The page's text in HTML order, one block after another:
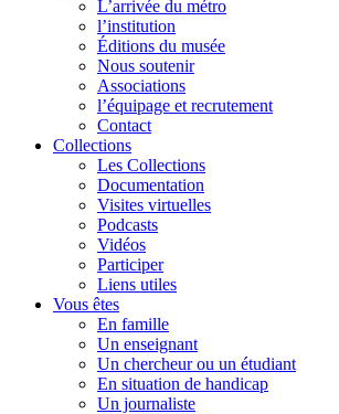
L’arrivée du métro
l’institution
Éditions du musée
Nous soutenir
Associations
l’équipage et recrutement
Contact
Collections
Les Collections
Documentation
Visites virtuelles
Podcasts
Vidéos
Participer
Liens utiles
Vous êtes
En famille
Un enseignant
Un chercheur ou un étudiant
En situation de handicap
Un journaliste